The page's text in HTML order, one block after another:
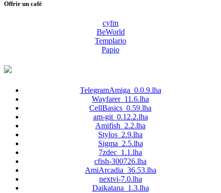
Offrir un café
cyfm
BeWorld
Templario
Papio
TelegramAmiga_0.0.9.lha
Wayfarer_11.6.lha
CellBasics_0.59.lha
am-git_0.12.2.lha
Amifish_2.2.lha
Stylos_2.9.lha
Sigma_2.5.lha
7zdec_1.1.lha
cfish-300726.lha
AmiArcadia_36.53.lha
nextvi-7.0.lha
Daikatana_1.3.lha